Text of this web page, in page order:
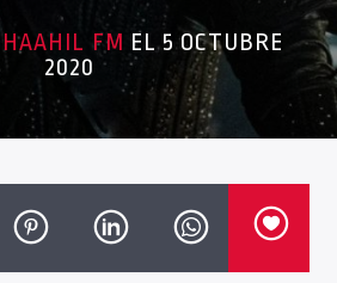
11:59 PM
HAAHIL FM EL 5 OCTUBRE
2020